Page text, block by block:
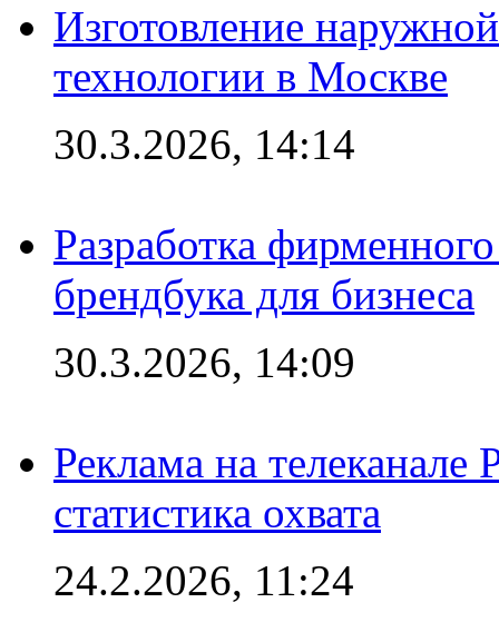
Изготовление
технологии в Москве
30.3.2026, 14:14
Разработка
брендбука для бизнеса
30.3.2026, 14:09
Реклама на
статистика охвата
24.2.2026, 11:24